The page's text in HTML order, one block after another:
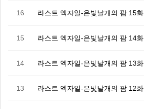
16 라스트 엑자일-은빛날개의 팜 15화
15 라스트 엑자일-은빛날개의 팜 14화
14 라스트 엑자일-은빛날개의 팜 13화
13 라스트 엑자일-은빛날개의 팜 12화